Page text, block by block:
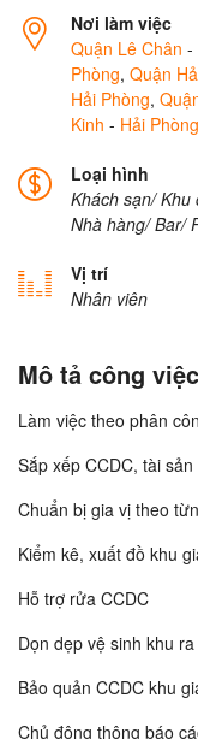
Nơi làm việc
Quận Lê Chân -
Phòng, Quận
Hải Phòng,
Kinh - Hải Phòng
Loại hình
Khách sạn/ Khu
Nhà hàng/ Bar/
Vị trí
Nhân viên
Mô tả công việc
Làm việc theo phân
Sắp xếp CCDC, tài
Chuẩn bị gia vị theo
Kiểm kê, xuất đồ khu
Hỗ trợ rửa CCDC
Dọn dẹp vệ sinh khu
Bảo quản CCDC khu
Chủ động thông báo